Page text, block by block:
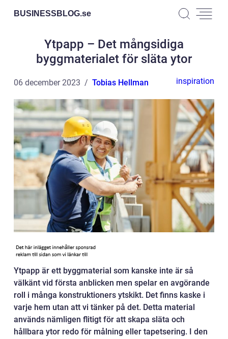
BUSINESSBLOG.se
Ytpapp – Det mångsidiga
byggmaterialet för släta ytor
06 december 2023 Tobias Hellman inspiration
Ytpapp är ett byggmaterial som kanske inte är så
välkänt vid första anblicken men spelar en avgörande
roll i många konstruktioners ytskikt. Det finns kaske i
varje hem utan att vi tänker på det. Detta material
används nämligen flitigt för att skapa släta och
hållbara ytor redo för målning eller tapetsering. I den